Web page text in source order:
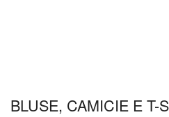
BLUSE, CAMICIE E T-